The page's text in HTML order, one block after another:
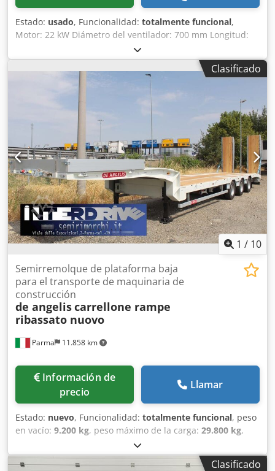
Estado: usado, Funcionalidad: totalmente funcional,
Motor: 22 kW Diámetro del ventilador: 700 mm Longitud:
2500 mm Chedpferi R Dusx Amuea
Clasificado
1 / 10
Parma 11.858 km
Semirremolque de plataforma baja
para el transporte de maquinaria de
construcción
de angeliscarrellone rampe
ribassato nuovo
Información de
precio
Llamar
Estado: nuevo, Funcionalidad: totalmente funcional, peso
en vacío: 9.200 kg, peso máximo de la carga: 29.800 kg,
, configuración de ejes:
longitud del espacio de carga:10.000 mm, anchura del
espacio de carga:2.550 mm, altura del espacio de carga:
Clasificado